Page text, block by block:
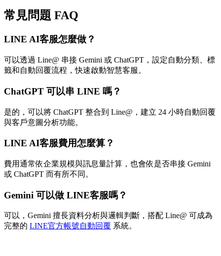
常見問題 FAQ
LINE AI客服怎麼做？
可以透過 Line@ 串接 Gemini 或 ChatGPT，設定自動分類、標
籤和自動回覆流程，快速啟動智慧客服。
ChatGPT 可以串 LINE 嗎？
是的，可以將 ChatGPT 整合到 Line@，建立 24 小時自動回覆
與客戶意圖分析功能。
LINE AI客服費用怎麼算？
費用通常依企業規模與訊息量計算，也會依是否串接 Gemini
或 ChatGPT 而有所不同。
Gemini 可以做 LINE客服嗎？
可以，Gemini 擅長資料分析與邏輯判斷，搭配 Line@ 可成為
完整的 LINE官方帳號自動回覆 系統。